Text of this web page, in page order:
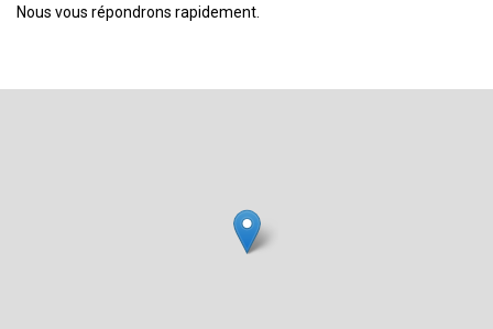
Nous vous répondrons rapidement.